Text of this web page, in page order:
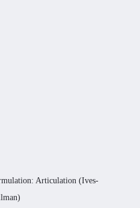
Articulation (Ives-